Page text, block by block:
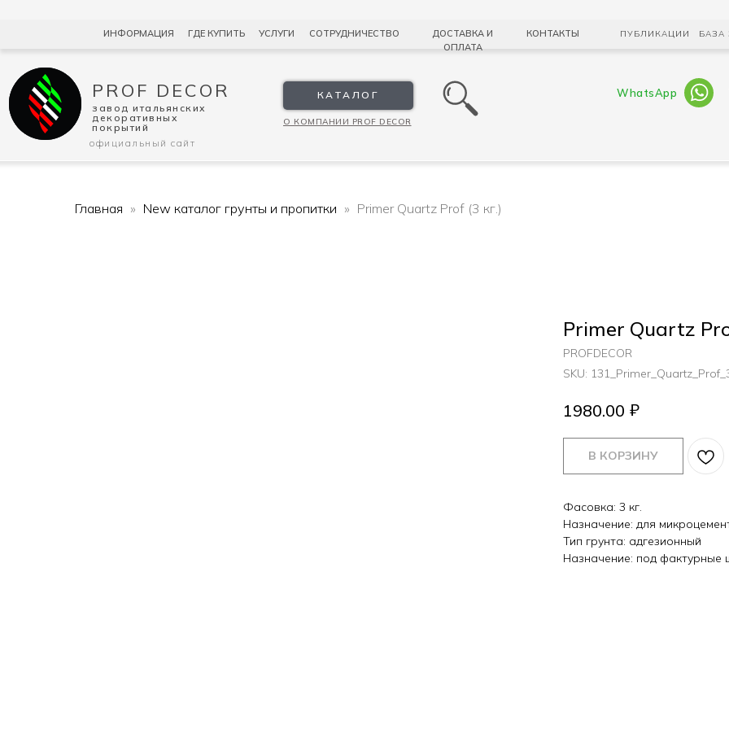
ИНФОРМАЦИЯ УСЛУГИ
ГДЕ КУПИТЬ
О КОМПАНИИ PROF DECOR
СОТРУДНИЧЕСТВО
ДОСТАВКА И
ОПЛАТА
КОНТАКТЫ БАЗА
официальный сайт
ПУБЛИКАЦИИ
завод итальянских
декоративных
покрытий
PROF DECOR КАТАЛОГ WhatsApp
Главная New каталог грунты и пропитки Primer Quartz Prof (3 кг.)
Primer Quartz
PROFDECOR
SKU:
1980.00 ₽
В КОРЗИНУ
Фасовка: 3 кг.
Назначение: для
Тип грунта: адгезионный
Назначение: под фактурные